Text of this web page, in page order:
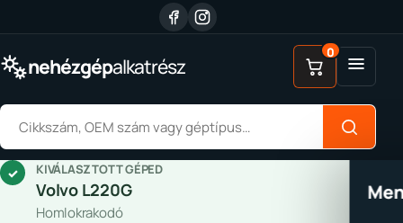
nehézgépalkatrész
Alkatrész keresése
0Menü
✓ KIVÁLASZTOTT GÉPED
Volvo L220G
Homlokrakodó